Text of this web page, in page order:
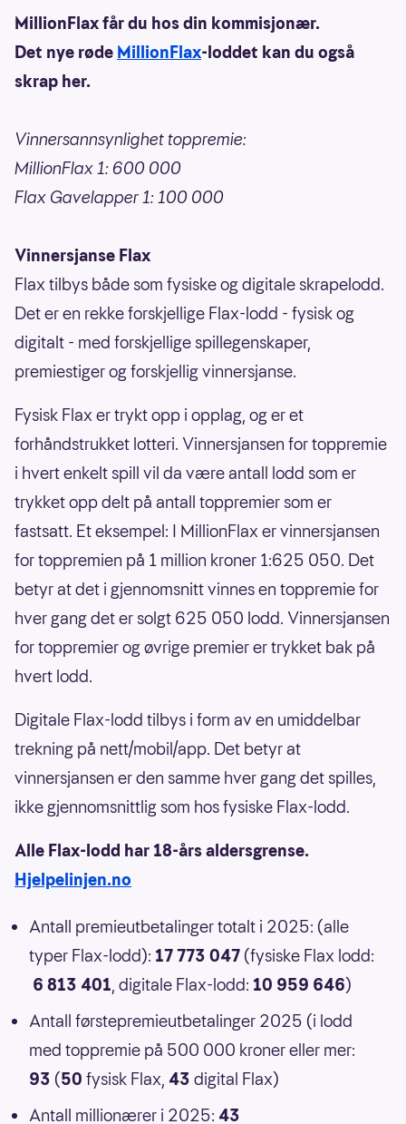
MillionFlax får du hos din kommisjonær.
Det nye røde MillionFlax-loddet kan du også
skrap her.
Vinnersannsynlighet toppremie:
MillionFlax 1: 600 000
Flax Gavelapper 1: 100 000
Vinnersjanse Flax
Flax tilbys både som fysiske og digitale skrapelodd.
Det er en rekke forskjellige Flax-lodd - fysisk og
digitalt - med forskjellige spillegenskaper,
premiestiger og forskjellig vinnersjanse.
Fysisk Flax er trykt opp i opplag, og er et
forhåndstrukket lotteri. Vinnersjansen for toppremie
i hvert enkelt spill vil da være antall lodd som er
trykket opp delt på antall toppremier som er
fastsatt. Et eksempel: I MillionFlax er vinnersjansen
for toppremien på 1 million kroner 1:625 050. Det
betyr at det i gjennomsnitt vinnes en toppremie for
hver gang det er solgt 625 050 lodd. Vinnersjansen
for toppremier og øvrige premier er trykket bak på
hvert lodd.
Digitale Flax-lodd tilbys i form av en umiddelbar
trekning på nett/mobil/app. Det betyr at
vinnersjansen er den samme hver gang det spilles,
ikke gjennomsnittlig som hos fysiske Flax-lodd.
Alle Flax-lodd har 18-års aldersgrense.
Hjelpelinjen.no
Antall premieutbetalinger totalt i 2025: (alle
typer Flax-lodd): 17 773 047 (fysiske Flax lodd:
6 813 401, digitale Flax-lodd: 10 959 646)
Antall førstepremieutbetalinger 2025 (i lodd
med toppremie på 500 000 kroner eller mer:
93 (50 fysisk Flax, 43 digital Flax)
Antall millionærer i 2025: 43